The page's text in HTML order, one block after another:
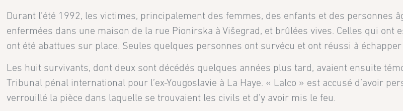
Durant l’été 1992, les victimes, principalement des femmes, des enfants et des personnes
enfermées dans une maison de la rue Pionirska à Višegrad, et brûlées vives. Celles qui ont
ont été abattues sur place. Seules quelques personnes ont survécu et ont réussi à
Les huit survivants, dont deux sont décédés quelques années plus tard, avaient ensuite
Tribunal pénal international pour l’ex-Yougoslavie à La Haye. « Lalco » est accusé d’avoir
verrouillé la pièce dans laquelle se trouvaient les civils et d’y avoir mis le feu.